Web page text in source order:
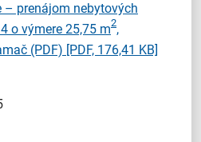
prenájom nebytových
o výmere 25,75 m2,
(PDF) [PDF, 176,41 KB]